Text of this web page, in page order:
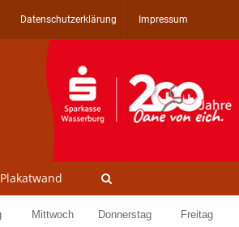
Datenschutzerklärung Impressum
Plakatwand